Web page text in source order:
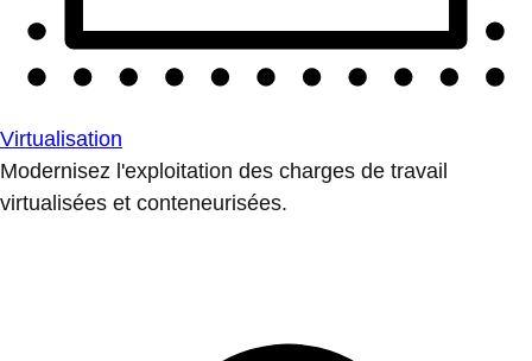
Virtualisation
Modernisez l'exploitation des charges de travail
virtualisées et conteneurisées.